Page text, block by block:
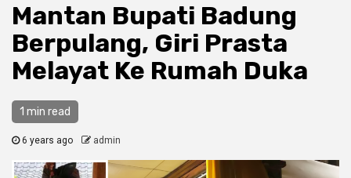
Mantan Bupati Badung
Berpulang, Giri Prasta
Melayat Ke Rumah Duka
1 min read
6 years ago admin